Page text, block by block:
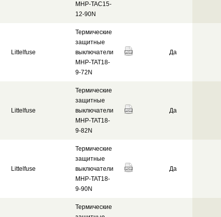
MHP-TAC15-
12-90N
Littelfuse
Термические
защитные
выключатели
MHP-TAT18-
9-72N
Да
Littelfuse
Термические
защитные
выключатели
MHP-TAT18-
9-82N
Да
Littelfuse
Термические
защитные
выключатели
MHP-TAT18-
9-90N
Да
Термические